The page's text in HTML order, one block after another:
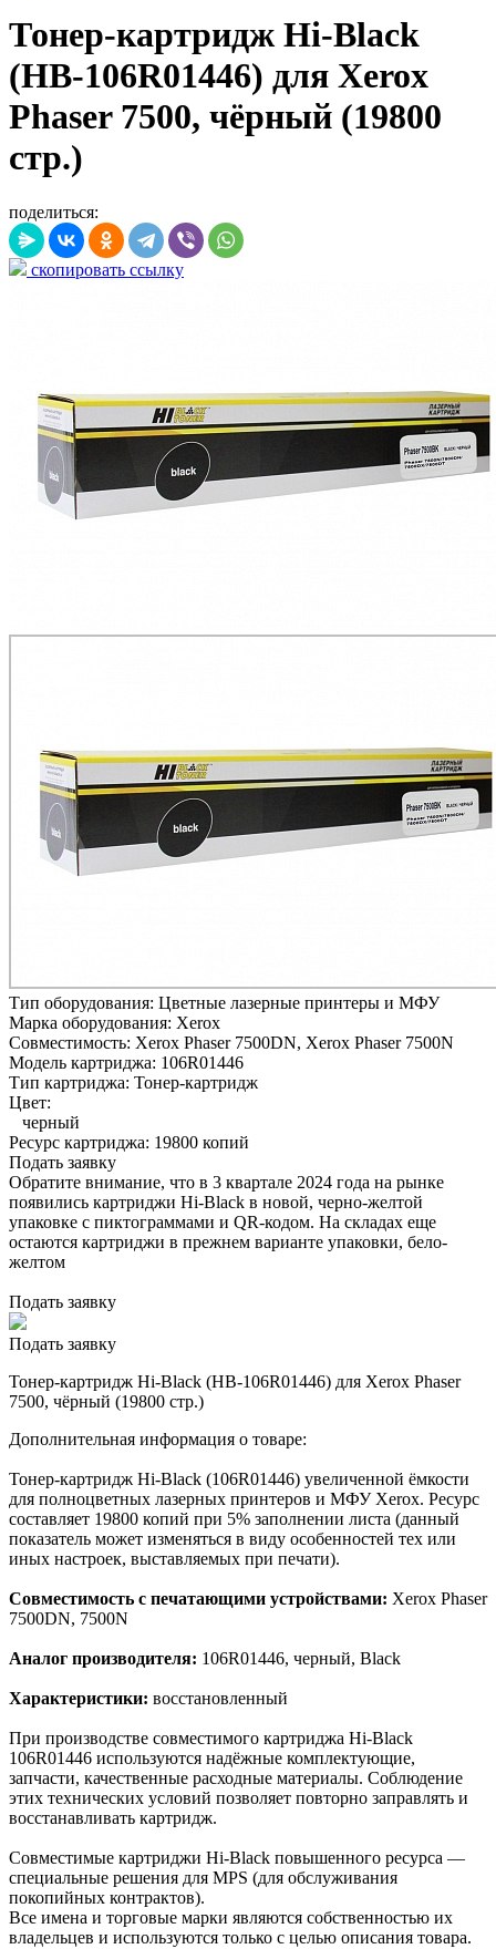
Тонер-картридж Hi-Black
(HB-106R01446) для Xerox
Phaser 7500, чёрный (19800
стр.)
поделиться:
скопировать ссылку
Тип оборудования: Цветные лазерные принтеры и МФУ
Марка оборудования: Xerox
Совместимость: Xerox Phaser 7500DN, Xerox Phaser 7500N
Модель картриджа: 106R01446
Тип картриджа: Тонер-картридж
Цвет:
черный
Ресурс картриджа: 19800 копий
Подать заявку
Обратите внимание, что в 3 квартале 2024 года на рынке
появились картриджи Hi-Black в новой, черно-желтой
упаковке с пиктограммами и QR-кодом. На складах еще
остаются картриджи в прежнем варианте упаковки, бело-
желтом
Подать заявку
Подать заявку
Тонер-картридж Hi-Black (HB-106R01446) для Xerox Phaser
7500, чёрный (19800 стр.)
Дополнительная информация о товаре:
Тонер-картридж Hi-Black (106R01446) увеличенной ёмкости
для полноцветных лазерных принтеров и МФУ Xerox. Ресурс
составляет 19800 копий при 5% заполнении листа (данный
показатель может изменяться в виду особенностей тех или
иных настроек, выставляемых при печати).
Совместимость с печатающими устройствами: Xerox Phaser
7500DN, 7500N
Аналог производителя: 106R01446, черный, Black
Характеристики: восстановленный
При производстве совместимого картриджа Hi-Black
106R01446 используются надёжные комплектующие,
запчасти, качественные расходные материалы. Соблюдение
этих технических условий позволяет повторно заправлять и
восстанавливать картридж.
Cовместимые картриджи Hi-Black повышенного ресурса —
специальные решения для MPS (для обслуживания
покопийных контрактов).
Все имена и торговые марки являются собственностью их
владельцев и используются только с целью описания товара.